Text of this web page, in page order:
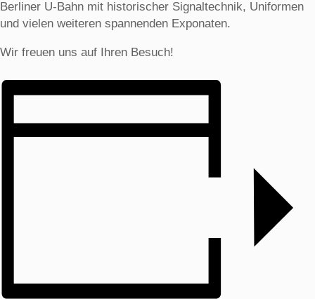
Berliner U-Bahn mit historischer Signaltechnik, Uniformen
und vielen weiteren spannenden Exponaten.
Wir freuen uns auf Ihren Besuch!